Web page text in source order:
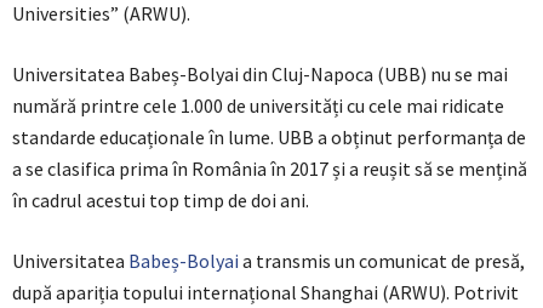
Universities” (ARWU).
Universitatea Babeș-Bolyai din Cluj-Napoca (UBB) nu se mai
numără printre cele 1.000 de universități cu cele mai ridicate
standarde educaționale în lume. UBB a obținut performanța de
a se clasifica prima în România în 2017 și a reușit să se mențină
în cadrul acestui top timp de doi ani.
Universitatea Babeș-Bolyai a transmis un comunicat de presă,
după apariția topului internațional Shanghai (ARWU). Potrivit